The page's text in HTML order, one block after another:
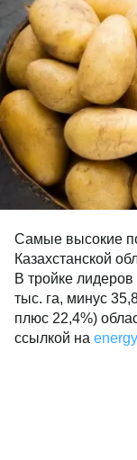
Самые высокие
Казахстанской
В тройке
тыс. га, минус
плюс 22,4%)
ссылкой на